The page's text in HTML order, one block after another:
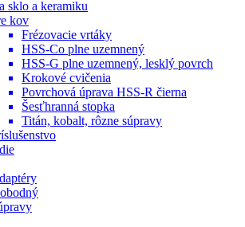
sklo a keramiku
kov
Frézovacie vrtáky
HSS-Co plne uzemnený
HSS-G plne uzemnený, lesklý povrch
Krokové cvičenia
Povrchová úprava HSS-R čierna
Šesťhranná stopka
Titán, kobalt, rôzne súpravy